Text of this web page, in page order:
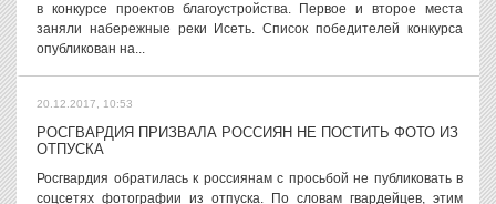
в конкурсе проектов благоустройства. Первое и второе места
заняли набережные реки Исеть. Список победителей конкурса
опубликован на...
20.12.2017, 10:53
РОСГВАРДИЯ ПРИЗВАЛА РОССИЯН НЕ ПОСТИТЬ ФОТО ИЗ
ОТПУСКА
Росгвардия обратилась к россиянам с просьбой не публиковать в
соцсетях фотографии из отпуска. По словам гвардейцев, этим